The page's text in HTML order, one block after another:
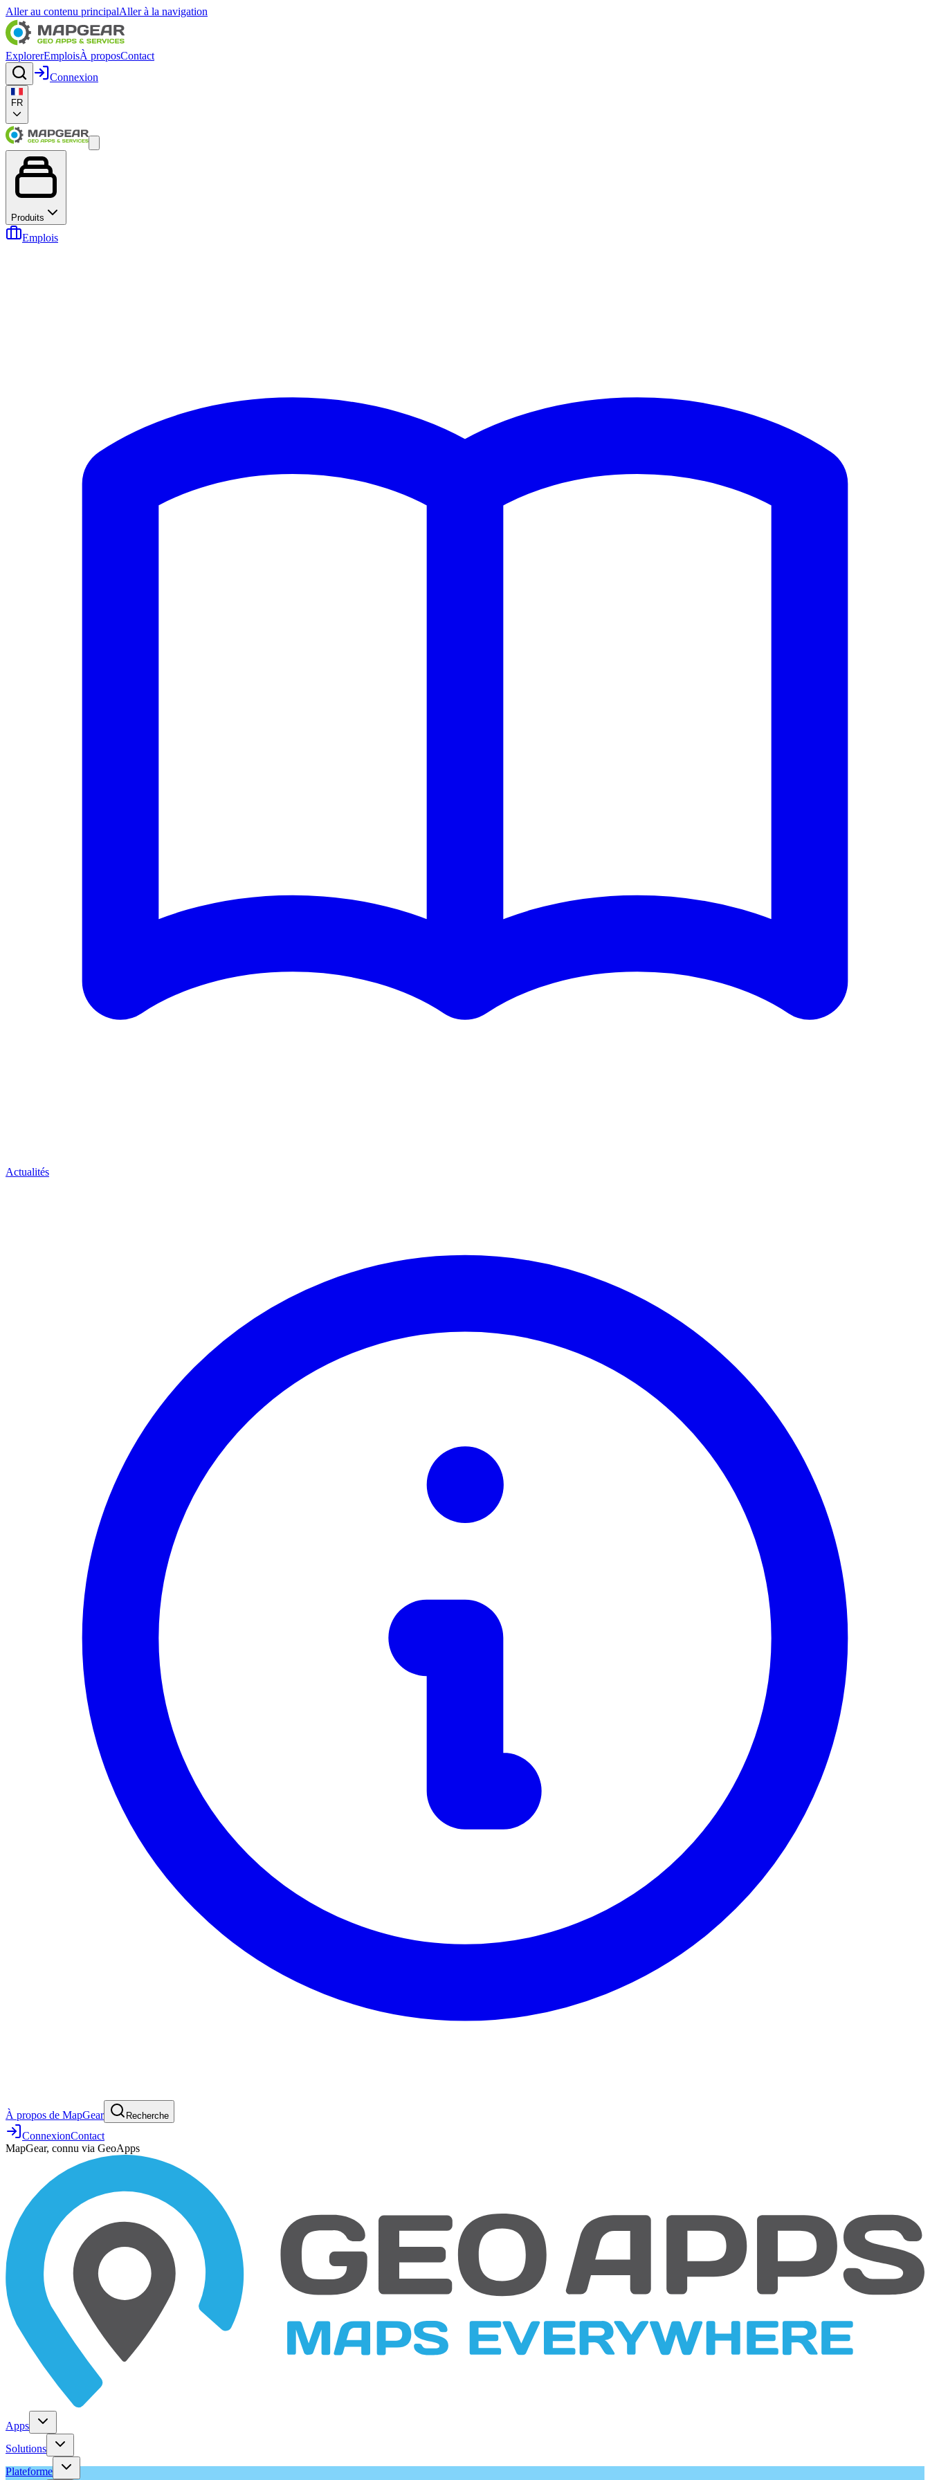
Aller au contenu principalAller à la navigation
ExplorerEmploisÀ proposContact
Connexion
FR
Produits
Emplois
Actualités
À propos de MapGear Recherche
ConnexionContact
MapGear, connu via GeoApps
Apps
Solutions
Plateforme